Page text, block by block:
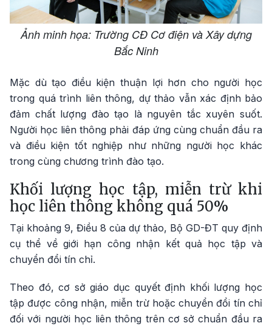
Ảnh minh họa: Trường CĐ Cơ điện và Xây dựng
Bắc Ninh
Mặc dù tạo điều kiện thuận lợi hơn cho người học
trong quá trình liên thông, dự thảo vẫn xác định bảo
đảm chất lượng đào tạo là nguyên tắc xuyên suốt.
Người học liên thông phải đáp ứng cùng chuẩn đầu ra
và điều kiện tốt nghiệp như những người học khác
trong cùng chương trình đào tạo.
Khối lượng học tập, miễn trừ khi
học liên thông không quá 50%
Tại khoảng 9, Điều 8 của dự thảo, Bộ GD-ĐT quy định
cụ thể về giới hạn công nhận kết quả học tập và
chuyển đổi tín chỉ.
Theo đó, cơ sở giáo dục quyết định khối lượng học
tập được công nhận, miễn trừ hoặc chuyển đổi tín chỉ
đối với người học liên thông trên cơ sở chuẩn đầu ra